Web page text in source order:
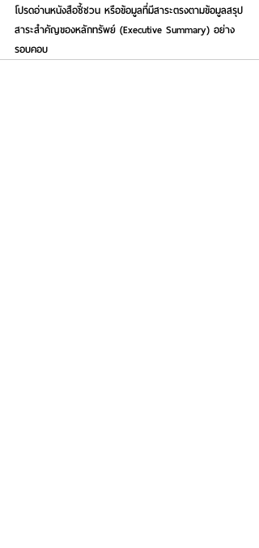
โปรดอ่านหนังสือชี้ชวน หรือข้อมูลที่มีสาระตรงตามข้อมูลสรุป
สาระสำคัญของหลักทรัพย์ (Executive Summary) อย่าง
รอบคอบ